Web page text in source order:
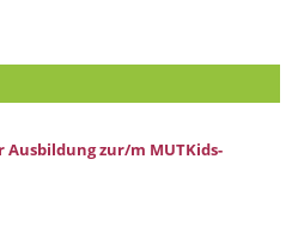
zur/m MUTKids-